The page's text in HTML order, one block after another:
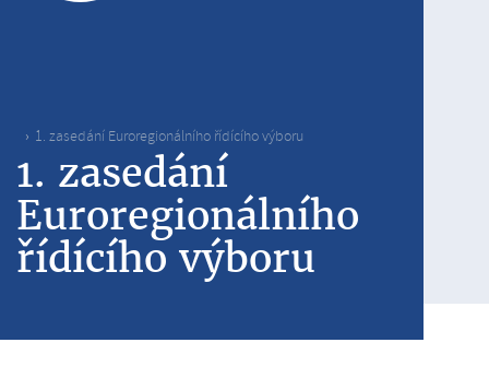
1. zasedání Euroregionálního řídícího výboru
1. zasedání
Euroregionálního
řídícího výboru